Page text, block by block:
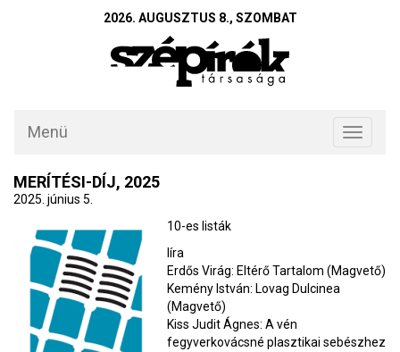
2026. AUGUSZTUS 8., SZOMBAT
Toggle
Menü
MERÍTÉSI-DÍJ, 2025
2025. június 5.
10-es listák
líra
Erdős Virág: Eltérő Tartalom (Magvető)
Kemény István: Lovag Dulcinea
(Magvető)
Kiss Judit Ágnes: A vén
fegyverkovácsné plasztikai sebészhez